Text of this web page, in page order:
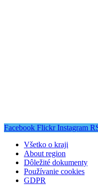
Facebook Flickr Instagram
Všetko o kraji
About region
Dôležité dokumenty
Používanie cookies
GDPR